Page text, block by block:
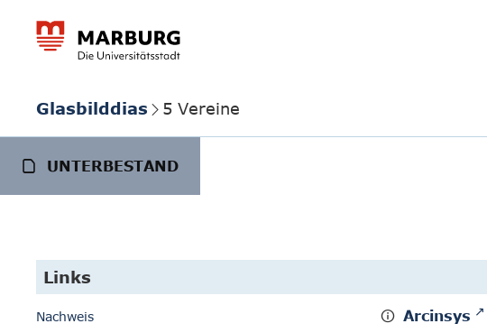
Glasbilddias 5 Vereine
UNTERBESTAND
Links
Nachweis Arcinsys